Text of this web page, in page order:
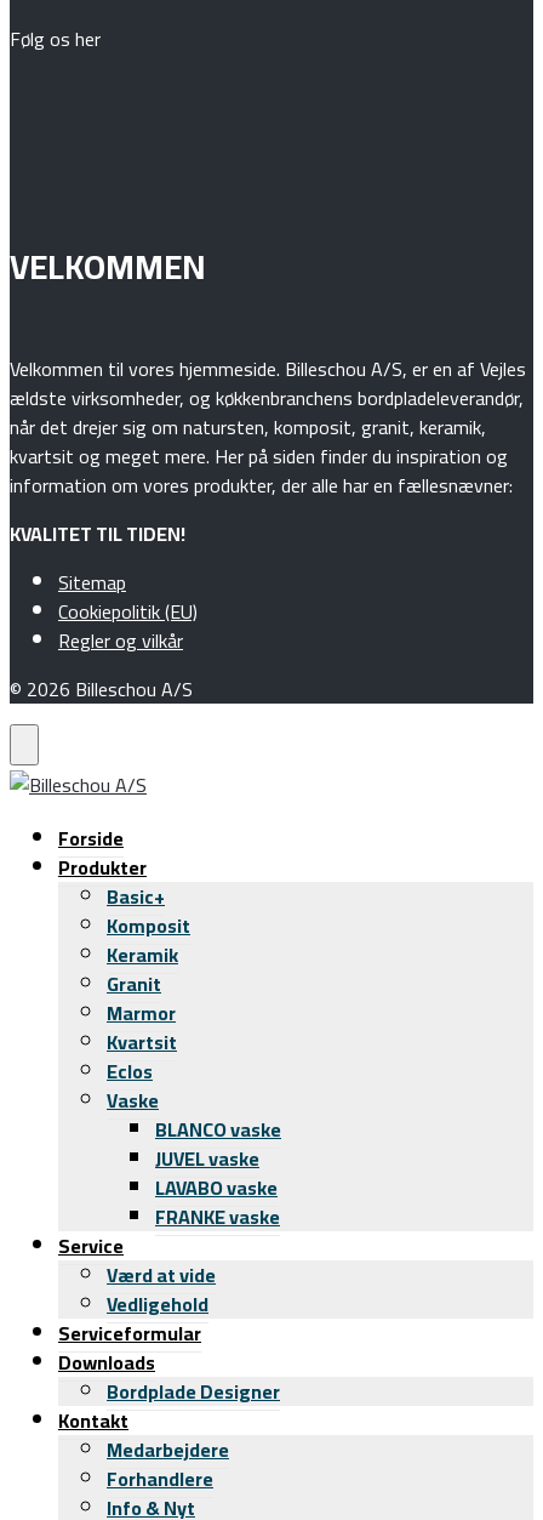
Følg os her
VELKOMMEN
Velkommen til vores hjemmeside. Billeschou A/S, er en af Vejles
ældste virksomheder, og køkkenbranchens bordpladeleverandør,
når det drejer sig om natursten, komposit, granit, keramik,
kvartsit og meget mere. Her på siden finder du inspiration og
information om vores produkter, der alle har en fællesnævner:
KVALITET TIL TIDEN!
Sitemap
Cookiepolitik (EU)
Regler og vilkår
© 2026 Billeschou A/S
Forside
Produkter
Basic+
Komposit
Keramik
Granit
Marmor
Kvartsit
Eclos
Vaske
BLANCO vaske
JUVEL vaske
LAVABO vaske
FRANKE vaske
Service
Værd at vide
Vedligehold
Serviceformular
Downloads
Bordplade Designer
Kontakt
Medarbejdere
Forhandlere
Info & Nyt